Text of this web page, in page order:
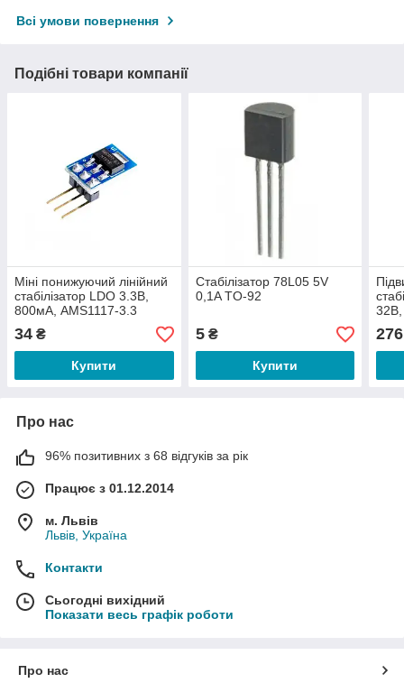
Всі умови повернення
Подібні товари компанії
Міні понижуючий лінійний
стабілізатор LDO 3.3В,
800мА, AMS1117-3.3
34 ₴
Купити
Стабілізатор 78L05 5V
0,1A TO-92
5₴
Купити
276
Про нас
96% позитивних з 68 відгуків за рік
Працює з 01.12.2014
м. Львів
Львів, Україна
Контакти
Сьогодні вихідний
Показати весь графік роботи
Про нас